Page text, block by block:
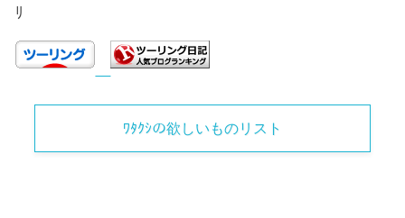
ﾘ
ﾜﾀｸｼの欲しいものリスト